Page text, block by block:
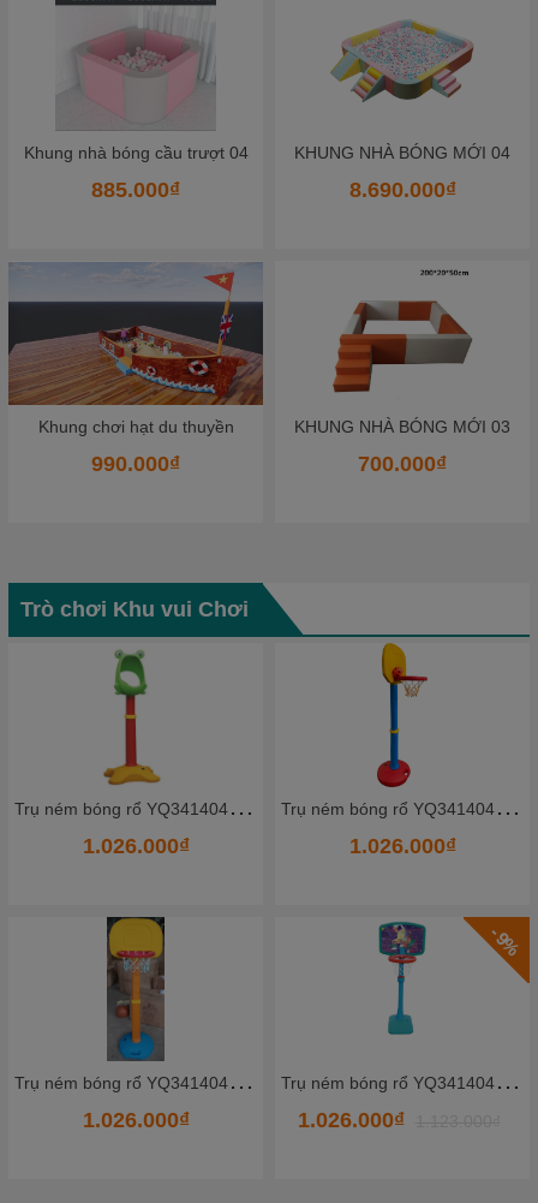
KHUNG NHÀ BÓNG MỚI 04
8.690.000₫
KHUNG NHÀ BÓNG MỚI 03
700.000₫
K
hung nhà bóng mềm bọc da 02
652.500₫
KHUNG NHÀ BÓNG MỚI 01
700.000₫
Trò chơi Khu vui Chơi
T
rụ ném bóng rổ YQ341404_3 - HKCBR9
1.026.000₫
T
rụ ném bóng rổ YQ341404_2 - HKCBR8
1.026.000₫ 1.123.000₫
T
rụ ném bóng rổ YQ341404_1 - HKCBR7
1.620.000₫ 1.887.000₫
- 11%
T
rụ ném bóng rổ YQ3513101-6 - HKCBR6
1.944.000₫